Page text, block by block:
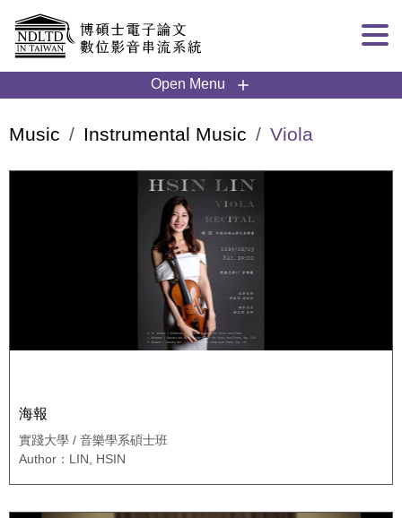
Open Menu
Music Instrumental Music Viola
海報
實踐大學 / 音樂學系碩士班
Author：LIN, HSIN